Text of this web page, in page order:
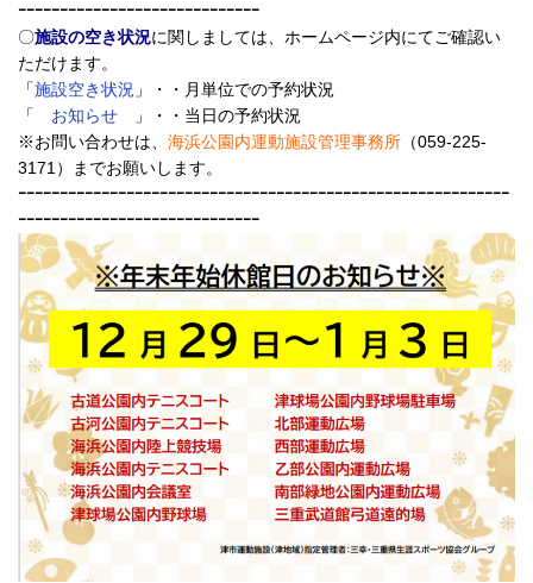
ｰｰｰｰｰｰｰｰｰｰｰｰｰｰｰｰｰｰｰｰｰｰｰｰｰｰｰｰｰ
〇施設の空き状況に関しましては、ホームページ内にてご確認い
ただけます。
「施設空き状況 」・・月単位での予約状況
「
お知らせ
」・・当日の予約状況
※お問い合わせは、 海浜公園内運動施設管理事務所 （059-225-
3171）までお願いします。
ｰｰｰｰｰｰｰｰｰｰｰｰｰｰｰｰｰｰｰｰｰｰｰｰｰｰｰｰｰｰｰｰｰｰｰｰｰｰｰｰｰｰｰｰｰｰｰｰｰｰｰｰｰｰｰｰｰｰｰ
ｰｰｰｰｰｰｰｰｰｰｰｰｰｰｰｰｰｰｰｰｰｰｰｰｰｰｰｰｰ